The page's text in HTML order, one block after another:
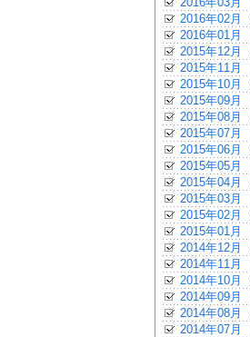
2016年02月
2016年01月
2015年12月
2015年11月
2015年10月
2015年09月
2015年08月
2015年07月
2015年06月
2015年05月
2015年04月
2015年03月
2015年02月
2015年01月
2014年12月
2014年11月
2014年10月
2014年09月
2014年08月
2014年07月